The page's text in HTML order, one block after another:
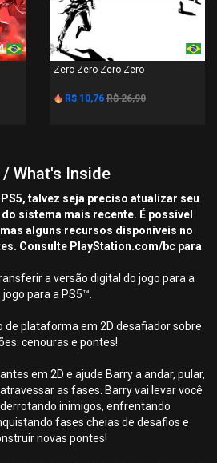
Zero Zero Zero Zero
R$ 10,76 R$ 26,90
What's Inside
talvez seja preciso atualizar seu
sistema mais recente. É possível
alguns recursos disponíveis no
Consulte PlayStation.com/bc para
a versão digital do jogo para a
para a PS5™.
de plataforma em 2D desafiador sobre
cenouras e pontes!
em 2D e ajude Barry a andar, pular,
as fases. Barry vai levar você
inimigos, enfrentando
fases cheias de desafios e
novas pontes!